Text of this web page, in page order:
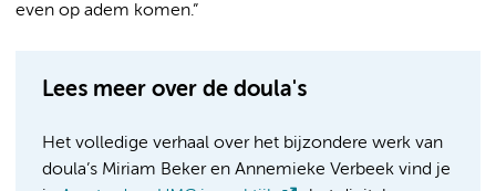
even op adem komen.”
Lees meer over de doula's
Het volledige verhaal over het bijzondere werk van
doula’s Miriam Beker en Annemieke Verbeek vind je